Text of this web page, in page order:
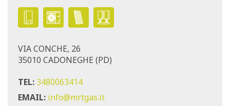
VIA CONCHE, 26
35010 CADONEGHE (PD)
TEL: 3480063414
EMAIL: info@mrtgas.it